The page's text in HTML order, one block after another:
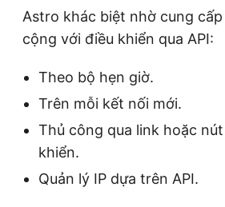
Astro khác biệt nhờ cung
cộng với điều khiển qua API:
Theo bộ hẹn giờ.
Trên mỗi kết nối mới.
Thủ công qua link hoặc
khiển.
Quản lý IP dựa trên API.